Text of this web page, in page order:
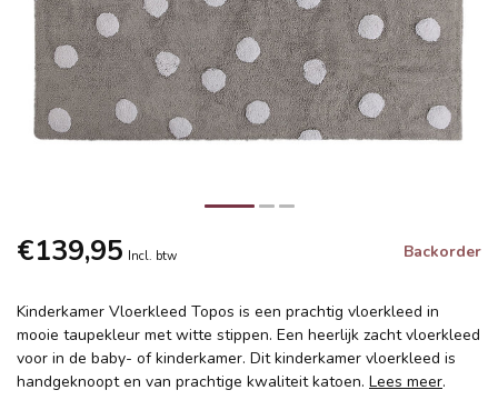
€139,95 Incl. btw Backorder
Kinderkamer Vloerkleed Topos is een prachtig vloerkleed in
mooie taupekleur met witte stippen. Een heerlijk zacht vloerkleed
voor in de baby- of kinderkamer. Dit kinderkamer vloerkleed is
handgeknoopt en van prachtige kwaliteit katoen. Lees meer.